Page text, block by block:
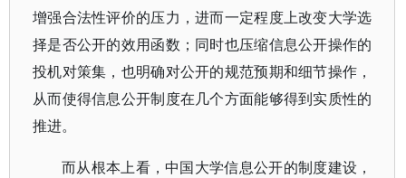
增强合法性评价的压力，进而一定程度上改变大学选
择是否公开的效用函数；同时也压缩信息公开操作的
投机对策集，也明确对公开的规范预期和细节操作，
从而使得信息公开制度在几个方面能够得到实质性的
推进。
而从根本上看，中国大学信息公开的制度建设，